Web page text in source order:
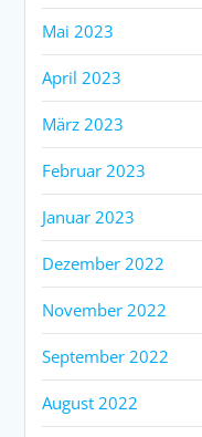
Mai 2023
April 2023
März 2023
Februar 2023
Januar 2023
Dezember 2022
November 2022
September 2022
August 2022